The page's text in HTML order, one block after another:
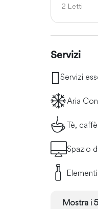
2 Letti
Servizi
Servizi
Aria
Tè,
Spazio
Mostra i